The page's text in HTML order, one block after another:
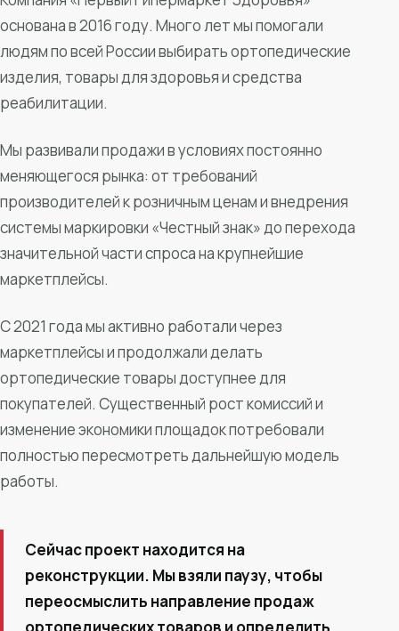
основана в 2016 году. Много лет мы помогали
людям по всей России выбирать ортопедические
изделия, товары для здоровья и средства
реабилитации.
Мы развивали продажи в условиях постоянно
меняющегося рынка: от требований
производителей к розничным ценам и внедрения
системы маркировки «Честный знак» до перехода
значительной части спроса на крупнейшие
маркетплейсы.
С 2021 года мы активно работали через
маркетплейсы и продолжали делать
ортопедические товары доступнее для
покупателей. Существенный рост комиссий и
изменение экономики площадок потребовали
полностью пересмотреть дальнейшую модель
работы.
Сейчас проект находится на
реконструкции. Мы взяли паузу, чтобы
переосмыслить направление продаж